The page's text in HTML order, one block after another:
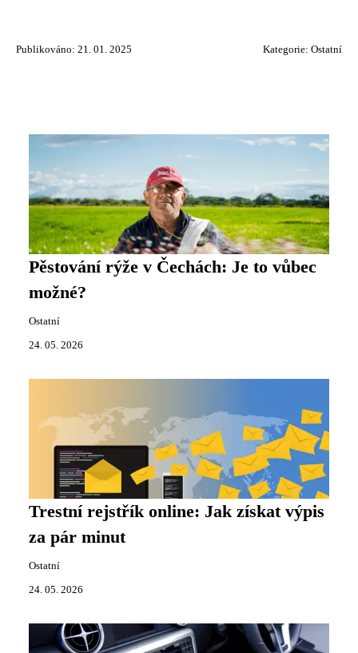
Publikováno: 21. 01. 2025 Kategorie: Ostatní
Pěstování rýže v Čechách: Je to vůbec
možné?
Ostatní
24. 05. 2026
Trestní rejstřík online: Jak získat výpis
za pár minut
Ostatní
24. 05. 2026